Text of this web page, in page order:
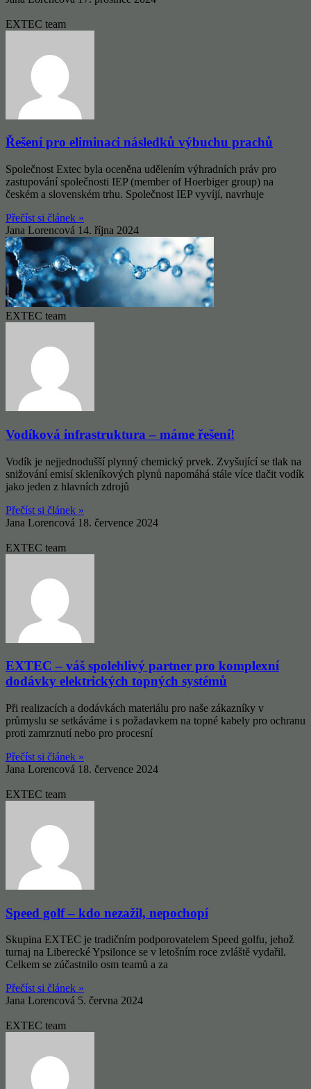
EXTEC team
Řešení pro eliminaci následků výbuchu prachů
Společnost Extec byla oceněna udělením výhradních práv pro
zastupování společnosti IEP (member of Hoerbiger group) na
českém a slovenském trhu. Společnost IEP vyvíjí, navrhuje
Přečíst si článek »
Jana Lorencová 14. října 2024
EXTEC team
Vodíková infrastruktura – máme řešení!
Vodík je nejjednodušší plynný chemický prvek. Zvyšující se tlak na
snižování emisí skleníkových plynů napomáhá stále více tlačit vodík
jako jeden z hlavních zdrojů
Přečíst si článek »
Jana Lorencová 18. července 2024
EXTEC team
EXTEC – váš spolehlivý partner pro komplexní
dodávky elektrických topných systémů
Při realizacích a dodávkách materiálu pro naše zákazníky v
průmyslu se setkáváme i s požadavkem na topné kabely pro ochranu
proti zamrznutí nebo pro procesní
Přečíst si článek »
Jana Lorencová 18. července 2024
EXTEC team
Speed golf – kdo nezažil, nepochopí
Skupina EXTEC je tradičním podporovatelem Speed golfu, jehož
turnaj na Liberecké Ypsilonce se v letošním roce zvláště vydařil.
Celkem se zúčastnilo osm teamů a za
Přečíst si článek »
Jana Lorencová 5. června 2024
EXTEC team